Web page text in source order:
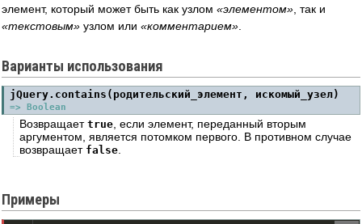
элемент, который может быть как узлом
элементом , так и
текстовым
узлом или комментарием .
Варианты использования
jQuery.contains(родительский_элемент, искомый_узел)
=> Boolean
Возвращает true , если элемент, переданный вторым
аргументом, является потомком первого. В противном случае
возвращает false
Примеры